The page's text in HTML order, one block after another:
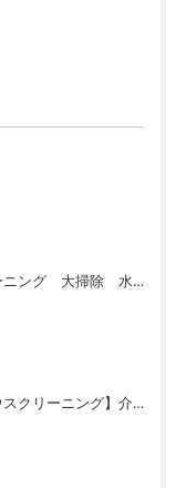
【船橋市 ハウスクリーニング 大掃除 水回り】高齢者向けの定期清掃サービスをご紹介！ 初回お試し半額キャンペーン実施中
【稲毛区 介護中 ハウスクリーニング】介護で忙しいあなたに初回お試し半額キャンペーン！安心の高齢者専門サービスで毎日の暮らしをサポート